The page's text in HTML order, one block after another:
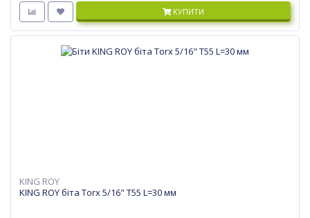
КУПИТИ
KING ROY
KING ROY біта Torx 5/16" T55 L=30 мм